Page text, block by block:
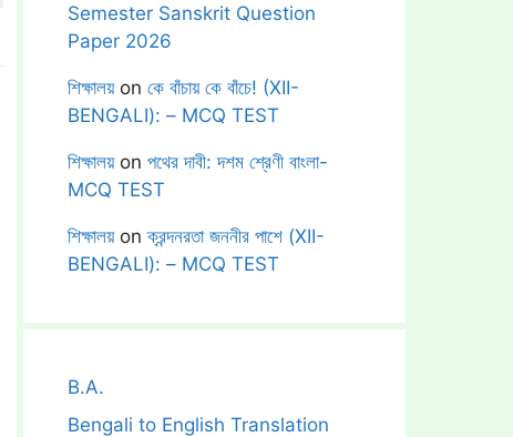
Semester Sanskrit Question
Paper 2026
শিক্ষালয়on কে বাঁচায় কে বাঁচে! (XII-
BENGALI): – MCQ TEST
শিক্ষালয়on পথের দাবী: দশম শ্রেণী বাংলা-
MCQ TEST
শিক্ষালয়onক্রন্দনরতা জননীর পাশে (XII-
BENGALI): – MCQ TEST
B.A.
Bengali to English Translation